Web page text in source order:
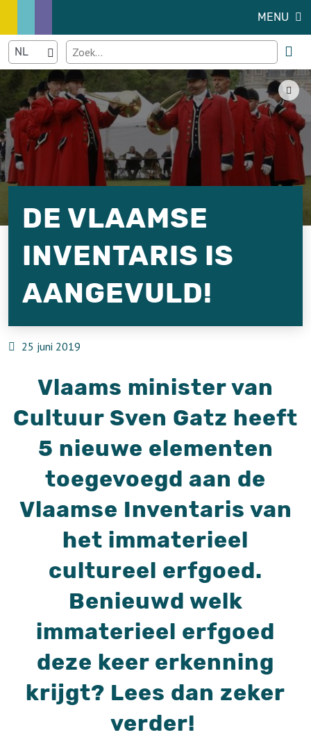
MENU
DE VLAAMSE
INVENTARIS IS
AANGEVULD!
25 juni 2019
Vlaams minister van
Cultuur Sven Gatz heeft
5 nieuwe elementen
toegevoegd aan de
Vlaamse Inventaris van
het immaterieel
cultureel erfgoed.
Benieuwd welk
immaterieel erfgoed
deze keer erkenning
krijgt? Lees dan zeker
verder!